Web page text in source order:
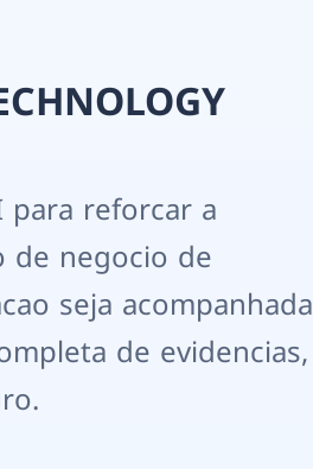
para reforcar a
de negocio de
seja acompanhada
de evidencias,